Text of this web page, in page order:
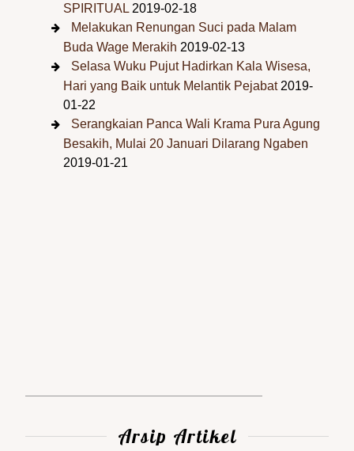
SPIRITUAL 2019-02-18
Melakukan Renungan Suci pada Malam
Buda Wage Merakih 2019-02-13
Selasa Wuku Pujut Hadirkan Kala Wisesa,
Hari yang Baik untuk Melantik Pejabat 2019-
01-22
Serangkaian Panca Wali Krama Pura Agung
Besakih, Mulai 20 Januari Dilarang Ngaben
2019-01-21
Arsip Artikel